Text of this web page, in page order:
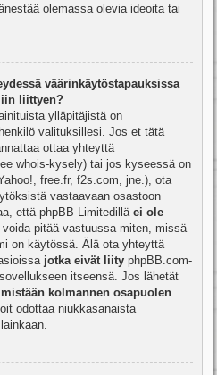
olemassa olevia ideoita tai
väärinkäytöstapauksissa
liittyen?
ylläpitäjistä on
valituksillesi. Jos et tätä
ottaa yhteyttä
whois-kysely) tai jos kyseessä on
free.fr, f2s.com, jne.), ota
vastaavaan osastoon
että phpBB Limitedillä ei ole
pitää vastuussa miten, missä
on käytössä. Älä ota yhteyttä
jotka eivät liity phpBB.com-
itseensä. Jos lähetät
mistään kolmannen osapuolen
odottaa niukkasanaista